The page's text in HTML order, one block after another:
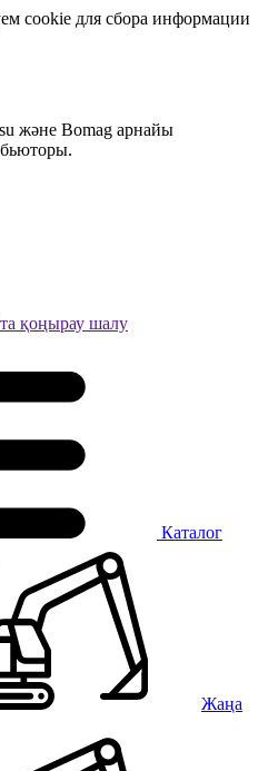
cookie для сбора информации
және Bomag арнайы
қоңырау шалу
Каталог
Жаңа